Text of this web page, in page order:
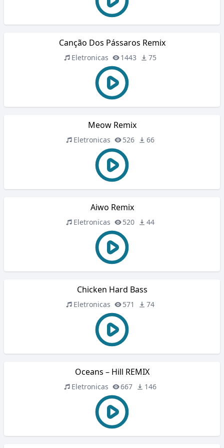
Canção Dos Pássaros Remix
Eletronicas 1443 75
Meow Remix
Eletronicas 526 66
Aiwo Remix
Eletronicas 520 44
Chicken Hard Bass
Eletronicas 571 74
Oceans – Hill REMIX
Eletronicas 667 146